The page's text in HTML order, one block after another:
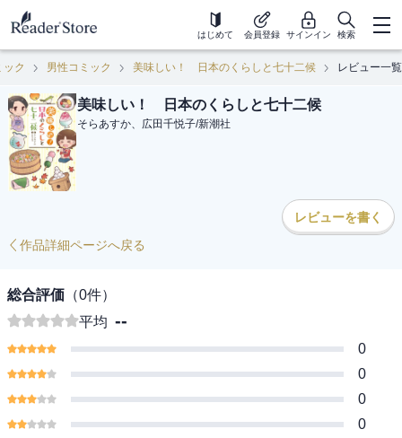
はじめて 会員登録 サインイン 検索
ック 男性コミック 美味しい！ 日本のくらしと七十二候 レビュー一覧
美味しい！ 日本のくらしと七十二候
そらあすか、広田千悦子/新潮社
レビューを書く
作品詳細ページへ戻る
総合評価 （0件）
平均 --
0
0
0
0